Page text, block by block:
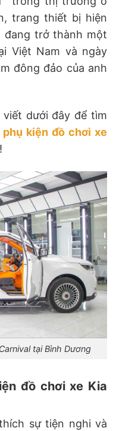
trang thiết bị hiện
đang trở thành một
Việt Nam và ngày
đông đảo của anh
dưới đây để tìm
phụ kiện đồ chơi xe
!
tại Bình Dương
đồ chơi xe Kia
sự tiện nghi và